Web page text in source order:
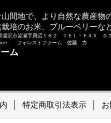
間地で、より自然な農産物
培のお米、ブルーベリーな
湯沢市皆瀬字貝沼１６２ ＴＥＬ・ＦＡＸ ０
フォレストファーム 佐藤 力
ム
特定商取引法表示